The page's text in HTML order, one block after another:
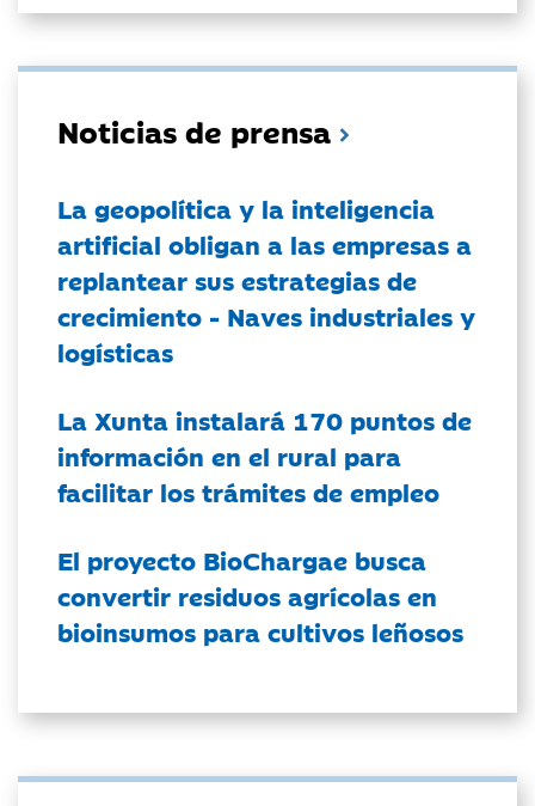
Noticias de prensa
La geopolítica y la inteligencia
artificial obligan a las empresas a
replantear sus estrategias de
crecimiento - Naves industriales y
logísticas
La Xunta instalará 170 puntos de
información en el rural para
facilitar los trámites de empleo
El proyecto BioChargae busca
convertir residuos agrícolas en
bioinsumos para cultivos leñosos